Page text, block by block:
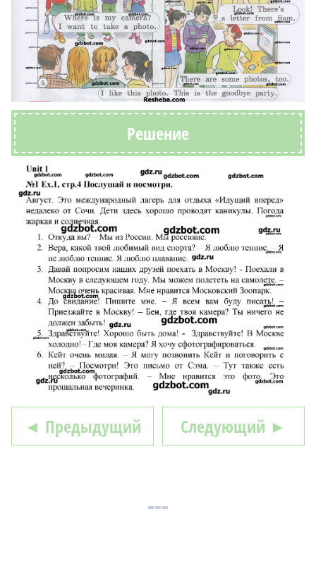
Решение
◄ Предыдущий Следующий ►